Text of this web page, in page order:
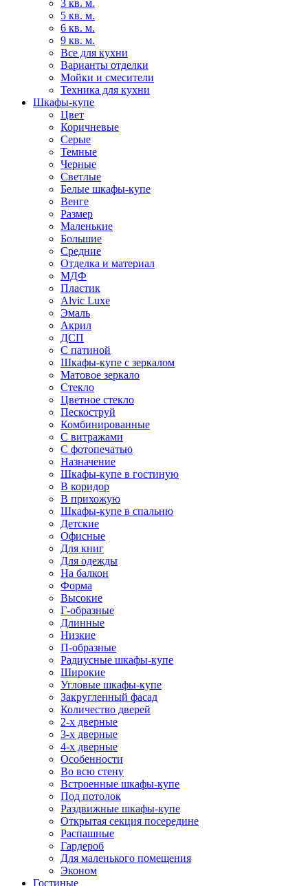
3 кв. м.
5 кв. м.
6 кв. м.
9 кв. м.
Все для кухни
Варианты отделки
Мойки и смесители
Техника для кухни
Шкафы-купе
Цвет
Коричневые
Серые
Темные
Черные
Светлые
Белые шкафы-купе
Венге
Размер
Маленькие
Большие
Средние
Отделка и материал
МДФ
Пластик
Alvic Luxe
Эмаль
Акрил
ДСП
С патиной
Шкафы-купе с зеркалом
Матовое зеркало
Стекло
Цветное стекло
Пескоструй
Комбинированные
С витражами
С фотопечатью
Назначение
Шкафы-купе в гостиную
В коридор
В прихожую
Шкафы-купе в спальню
Детские
Офисные
Для книг
Для одежды
На балкон
Форма
Высокие
Г-образные
Длинные
Низкие
П-образные
Радиусные шкафы-купе
Широкие
Угловые шкафы-купе
Закругленный фасад
Количество дверей
2-х дверные
3-х дверные
4-х дверные
Особенности
Во всю стену
Встроенные шкафы-купе
Под потолок
Раздвижные шкафы-купе
Открытая секция посередине
Распашные
Гардероб
Для маленького помещения
Эконом
Гостиные